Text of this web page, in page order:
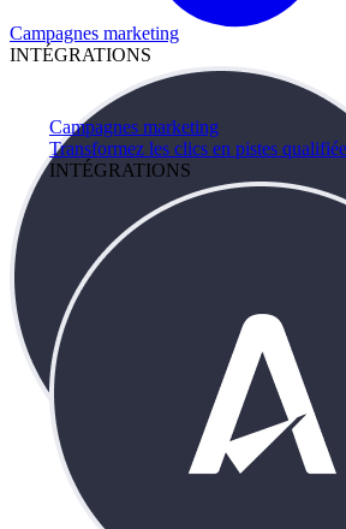
Campagnes marketing
Transformez les clics en pistes
INTÉGRATIONS
Campagnes marketing
INTÉGRATIONS